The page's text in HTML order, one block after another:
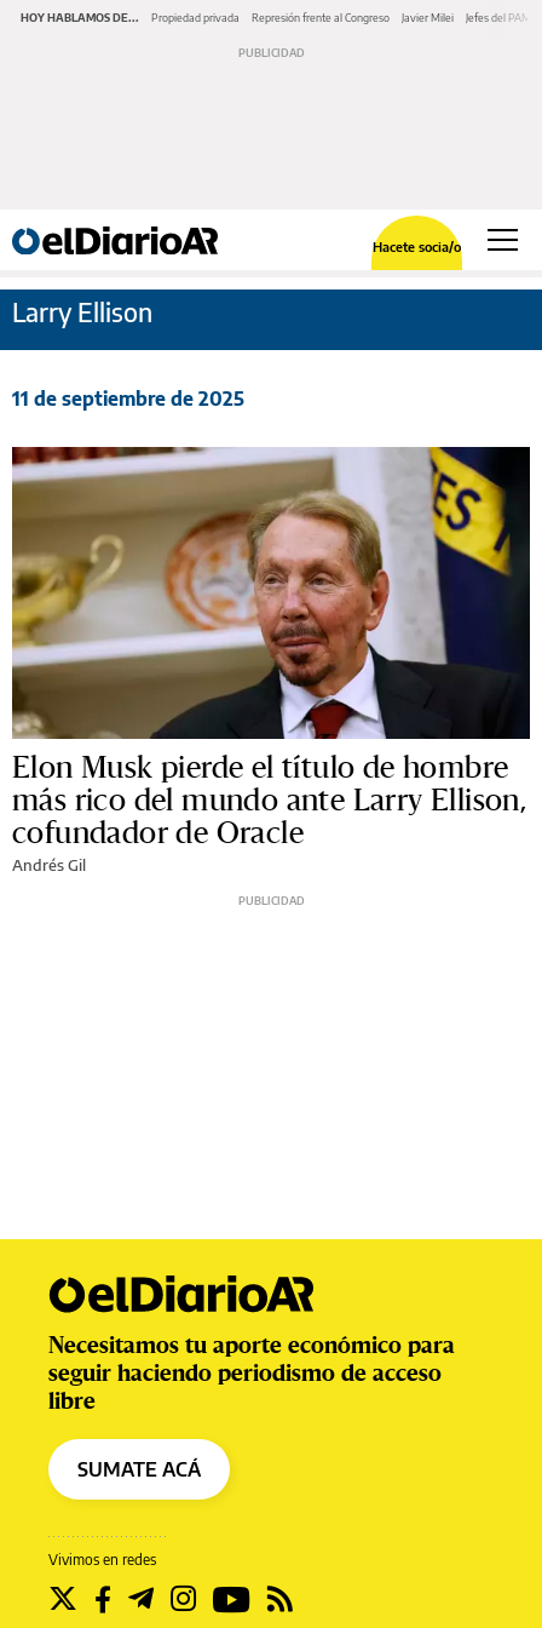
HOY HABLAMOS DE... Propiedad privada Represión frente al Congreso Javier Milei Jefes del PAMI
Hacete socia/o
Larry Ellison
11 de septiembre de 2025
Elon Musk pierde el título de hombre
más rico del mundo ante Larry Ellison,
cofundador de Oracle
Andrés Gil
Vivimos en redes
Necesitamos tu aporte económico para
seguir haciendo periodismo de acceso
libre
SUMATE ACÁ